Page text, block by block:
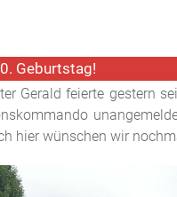
Geburtstag!
Gerald feierte gestern
hier wünschen wir